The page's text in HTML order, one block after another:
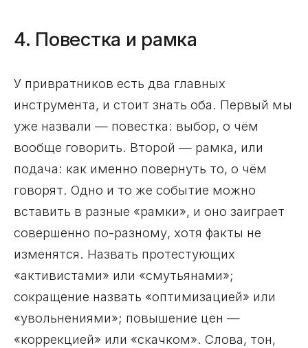
4. Повестка и рамка
У привратников есть два главных
инструмента, и стоит знать оба. Первый мы
уже назвали — повестка: выбор, о чём
вообще говорить. Второй — рамка, или
подача: как именно повернуть то, о чём
говорят. Одно и то же событие можно
вставить в разные «рамки», и оно заиграет
совершенно по-разному, хотя факты не
изменятся. Назвать протестующих
«активистами» или «смутьянами»;
сокращение назвать «оптимизацией» или
«увольнениями»; повышение цен —
«коррекцией» или «скачком». Слова, тон,